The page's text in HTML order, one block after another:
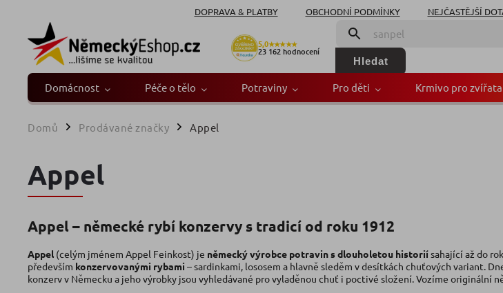
DOPRAVA & PLATBY OBCHODNÍ PODMÍNKY NEJČASTĚJŠÍ
5,0★★★★★
23 162hodnocení
Hledat
Domácnost Péče o tělo Potraviny Pro děti Krmivo pro zvířata
Domů / Prodávané značky / Appel
Appel
Appel – německé rybí konzervy s tradicí od roku 1912
Appel (celým jménem Appel Feinkost) je německý výrobce potravin s dlouholetou historiísahající až do
především konzervovanými rybami – sardinkami, lososem a hlavně sleděm v desítkách chuťových variant.
konzerv v Německu a jeho výrobky jsou vyhledávané pro vyladěnou chuť i poctivé složení. Vozíme originální